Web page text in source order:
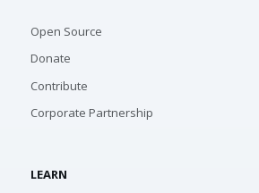
Open Source
Donate
Contribute
Corporate Partnership
LEARN